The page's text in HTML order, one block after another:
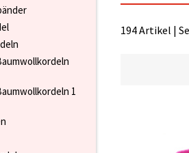
1
194 Artikel |